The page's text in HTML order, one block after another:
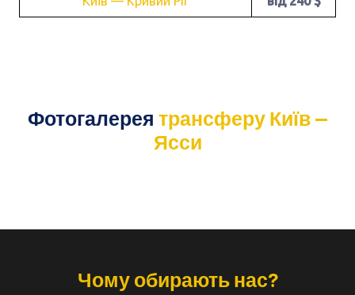
Фотогалерея трансферу Київ —
Ясси
Чому обирають нас?